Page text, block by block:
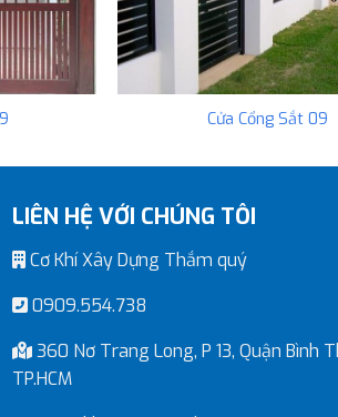
Cửa Cổng Sắt 09
LIÊN HỆ VỚI CHÚNG TÔI
Cơ Khí Xây Dựng Thắm quý
0909.554.738
360 Nơ Trang Long, P 13, Quận Bình
TP.HCM